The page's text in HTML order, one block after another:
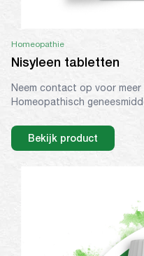
Homeopathie
Nisyleen tabletten
Neem contact op voor meer
Homeopathisch
Bekijk product